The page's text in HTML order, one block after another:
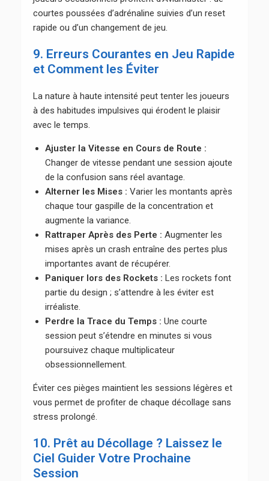
courtes poussées d’adrénaline suivies d’un reset
rapide ou d’un changement de jeu.
9. Erreurs Courantes en Jeu Rapide
et Comment les Éviter
La nature à haute intensité peut tenter les joueurs
à des habitudes impulsives qui érodent le plaisir
avec le temps.
Ajuster la Vitesse en Cours de Route :
Changer de vitesse pendant une session ajoute
de la confusion sans réel avantage.
Alterner les Mises : Varier les montants après
chaque tour gaspille de la concentration et
augmente la variance.
Rattraper Après des Perte : Augmenter les
mises après un crash entraîne des pertes plus
importantes avant de récupérer.
Paniquer lors des Rockets : Les rockets font
partie du design ; s’attendre à les éviter est
irréaliste.
Perdre la Trace du Temps : Une courte
session peut s’étendre en minutes si vous
poursuivez chaque multiplicateur
obsessionnellement.
Éviter ces pièges maintient les sessions légères et
vous permet de profiter de chaque décollage sans
stress prolongé.
10. Prêt au Décollage ? Laissez le
Ciel Guider Votre Prochaine
Session